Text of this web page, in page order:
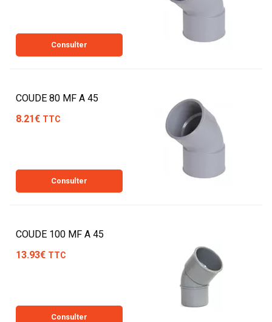
Consulter
COUDE 80 MF A 45
8.21€ TTC
Consulter
COUDE 100 MF A 45
13.93€ TTC
Consulter